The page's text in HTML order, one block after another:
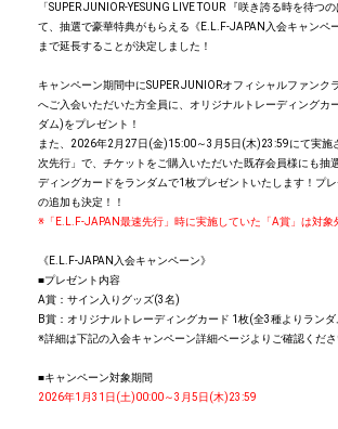
「SUPER JUNIOR-YESUNG LIVE TOUR 『咲き誇る時を待つ
て、抽選で豪華特典がもらえる《E.L.F-JAPAN入会キャンペ
まで延長することが決定しました！
キャンペーン期間中にSUPER JUNIORオフィシャルファンク
へご入会いただいた方全員に、オリジナルトレーディングカ
ダム)をプレゼント！
また、2026年2月27日(金)15:00～3月5日(木)23:59にて実施
次先行」で、チケットをご購入いただいた既存会員様にも抽
ディングカードをランダムで1枚プレゼントいたします！プ
の追加も決定！！
※「E.L.F-JAPAN最速先行」時に実施していた「A賞」は対象
《E.L.F-JAPAN入会キャンペーン》
■プレゼント内容
A賞：サイン入りグッズ(3名)
B賞：オリジナルトレーディングカード 1枚(全3種よりランダ
※詳細は下記の入会キャンペーン詳細ページよりご確認くださ
■キャンペーン対象期間
2026年1月31日(土)00:00～3月5日(木)23:59